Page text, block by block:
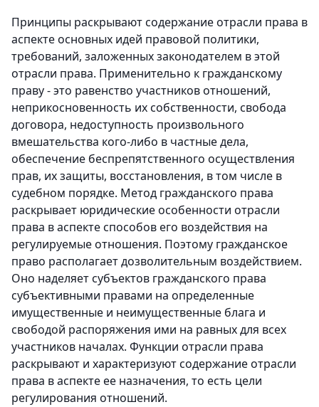
Принципы раскрывают содержание отрасли права в
аспекте основных идей правовой политики,
требований, заложенных законодателем в этой
отрасли права. Применительно к гражданскому
праву - это равенство участников отношений,
неприкосновенность их собственности, свобода
договора, недоступность произвольного
вмешательства кого-либо в частные дела,
обеспечение беспрепятственного осуществления
прав, их защиты, восстановления, в том числе в
судебном порядке. Метод гражданского права
раскрывает юридические особенности отрасли
права в аспекте способов его воздействия на
регулируемые отношения. Поэтому гражданское
право располагает дозволительным воздействием.
Оно наделяет субъектов гражданского права
субъективными правами на определенные
имущественные и неимущественные блага и
свободой распоряжения ими на равных для всех
участников началах. Функции отрасли права
раскрывают и характеризуют содержание отрасли
права в аспекте ее назначения, то есть цели
регулирования отношений.